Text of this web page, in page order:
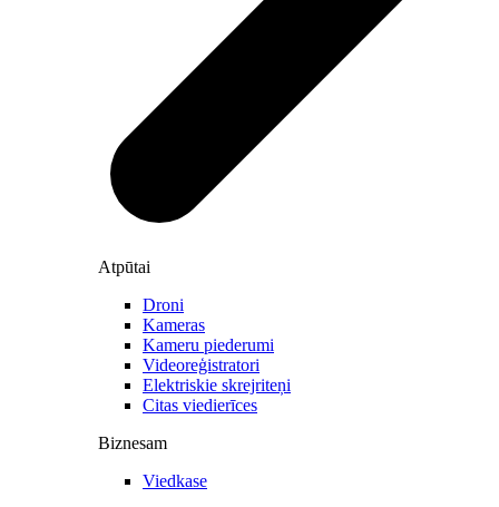
Atpūtai
Droni
Kameras
Kameru piederumi
Videoreģistratori
Elektriskie skrejriteņi
Citas viedierīces
Biznesam
Viedkase